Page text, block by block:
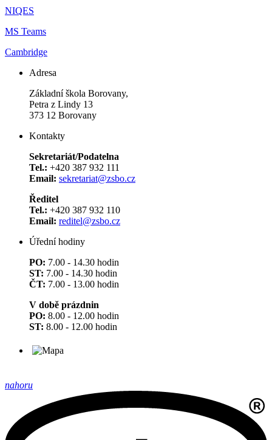
NIQES
MS Teams
Cambridge
Adresa
Základní škola Borovany,
Petra z Lindy 13
373 12 Borovany
Kontakty
Sekretariát/Podatelna
Tel.: +420 387 932 111
Email: sekretariat@zsbo.cz
Ředitel
Tel.: +420 387 932 110
Email: reditel@zsbo.cz
Úřední hodiny
PO: 7.00 - 14.30 hodin
ST: 7.00 - 14.30 hodin
ČT: 7.00 - 13.00 hodin
V době prázdnin
PO: 8.00 - 12.00 hodin
ST: 8.00 - 12.00 hodin
nahoru